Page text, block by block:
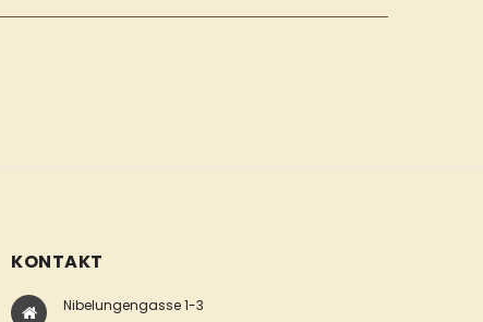
KONTAKT
Nibelungengasse 1-3